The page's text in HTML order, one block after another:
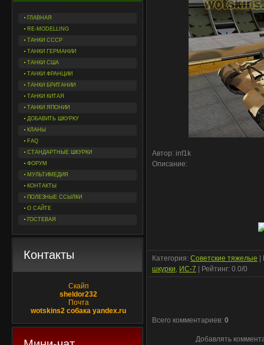
ГЛАВНАЯ
RE-MODELLING
ТАНКИ СССР
ТАНКИ ГЕРМАНИИ
ТАНКИ США
ТАНКИ ФРАНЦИИ
ТАНКИ БРИТАНИИ
ТАНКИ КИТАЯ
ТАНКИ ЯПОНИИ
ДОБАВИТЬ ШКУРКУ
КЛАНЫ
FAQ
СТАНДАРТНЫЕ ШКУРКИ
ФОРУМ
МУЛЬТИМЕДИЯ
КОНТАКТЫ
ПОЛЕЗНЫЕ ССЫЛКИ
О САЙТЕ
ГОСТЕВАЯ
Контакты
Скайп
sheldor232
Почта
wotskins2 собака yandex.ru
Автор: inf1k
Описание:
Категория: Советские тяжелые
шкурки, ИС-7 Рейтинг: 0.0/0
Всего комментариев: 0
Добавлять